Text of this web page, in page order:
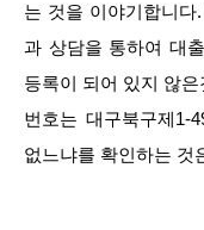
는 것을 이야기합니다
과 상담을 통하여 대
등록이 되어 있지 않
번호는 대구북구제1-
없느냐를 확인하는 것